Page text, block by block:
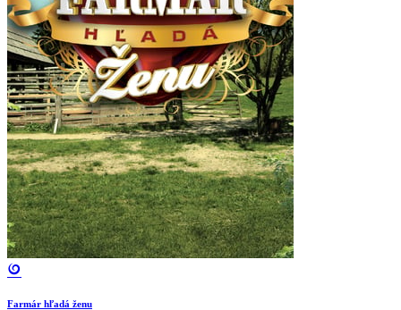
Farmár hľadá ženu